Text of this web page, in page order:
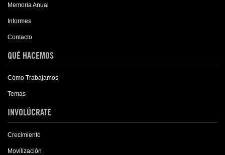
Memoria Anual
Informes
Contacto
QUÉ HACEMOS
Cómo Trabajamos
Temas
INVOLÚCRATE
Crecimiento
Movilización